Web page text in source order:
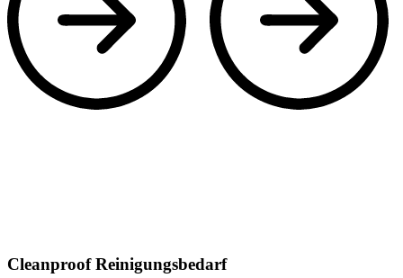
Cleanproof Reinigungsbedarf